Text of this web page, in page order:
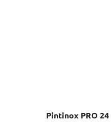
Pintinox PRO